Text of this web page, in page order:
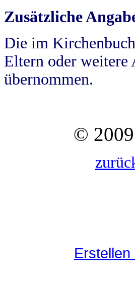
Zusätzliche
Die im
Eltern oder weitere
übernommen.
©